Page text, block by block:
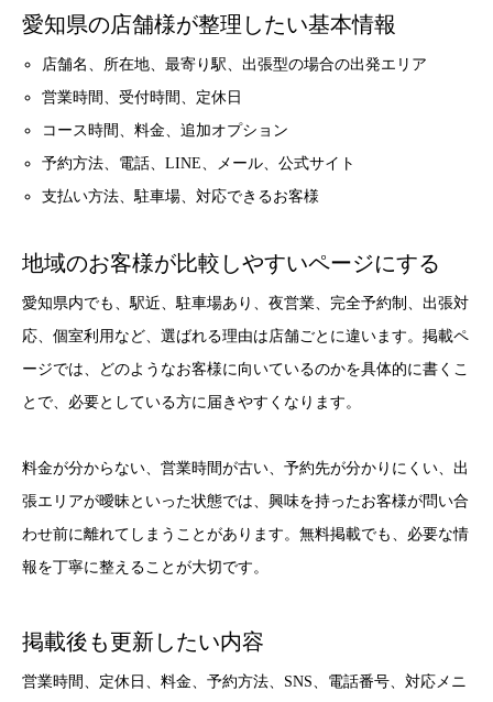
愛知県の店舗様が整理したい基本情報
店舗名、所在地、最寄り駅、出張型の場合の出発エリア
営業時間、受付時間、定休日
コース時間、料金、追加オプション
予約方法、電話、LINE、メール、公式サイト
支払い方法、駐車場、対応できるお客様
地域のお客様が比較しやすいページにする
愛知県内でも、駅近、駐車場あり、夜営業、完全予約制、出張対
応、個室利用など、選ばれる理由は店舗ごとに違います。掲載ペ
ージでは、どのようなお客様に向いているのかを具体的に書くこ
とで、必要としている方に届きやすくなります。
料金が分からない、営業時間が古い、予約先が分かりにくい、出
張エリアが曖昧といった状態では、興味を持ったお客様が問い合
わせ前に離れてしまうことがあります。無料掲載でも、必要な情
報を丁寧に整えることが大切です。
掲載後も更新したい内容
営業時間、定休日、料金、予約方法、SNS、電話番号、対応メニ